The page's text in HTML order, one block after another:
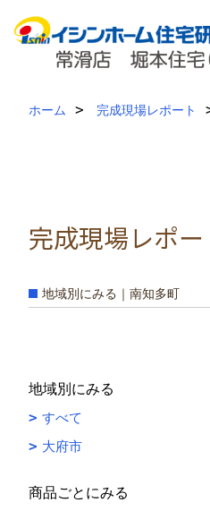
ホーム 完成現場レポート
完成現場レポ
地域別にみる｜南知多町
地域別にみる
すべて
大府市
商品ごとにみる